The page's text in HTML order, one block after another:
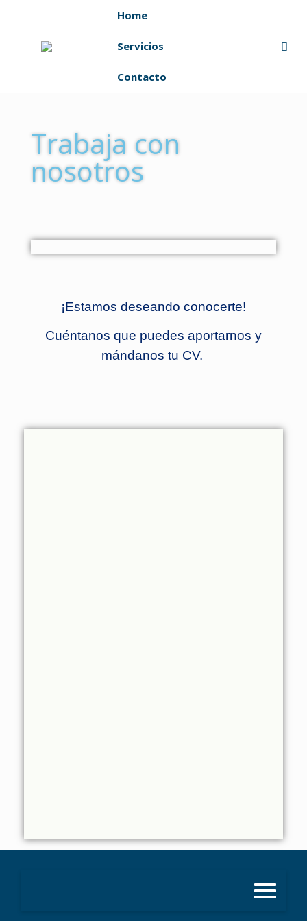
Home
Servicios
Contacto
Trabaja con
nosotros
¡Estamos deseando conocerte!
Cuéntanos que puedes aportarnos y
mándanos tu CV.